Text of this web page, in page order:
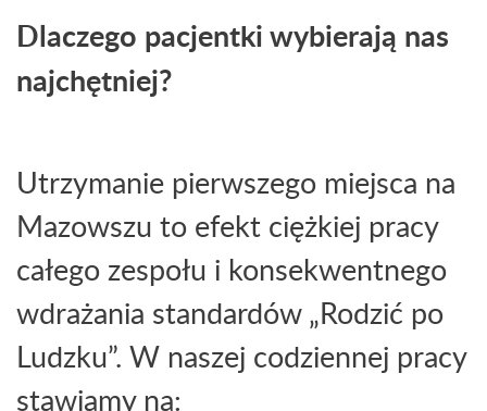
Dlaczego pacjentki wybierają nas
najchętniej?
Utrzymanie pierwszego miejsca na
Mazowszu to efekt ciężkiej pracy
całego zespołu i konsekwentnego
wdrażania standardów „Rodzić po
Ludzku”. W naszej codziennej pracy
stawiamy na: